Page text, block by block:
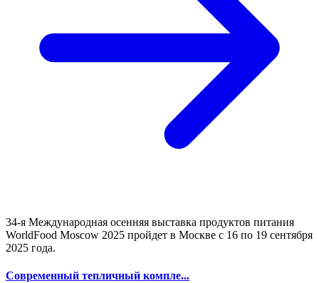
34-я Международная осенняя выставка продуктов питания
WorldFood Moscow 2025 пройдет в Москве с 16 по 19 сентября
2025 года.
Современный тепличный компле...